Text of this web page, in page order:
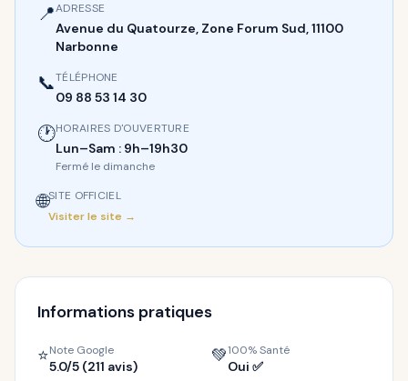
📍ADRESSE
Avenue du Quatourze, Zone Forum Sud, 11100
Narbonne
📞TÉLÉPHONE
09 88 53 14 30
🕐HORAIRES D'OUVERTURE
Lun–Sam : 9h–19h30
Fermé le dimanche
🌐SITE OFFICIEL
Visiter le site →
Informations pratiques
⭐Note Google
5.0/5 (211 avis) 💚100% Santé
Oui ✅